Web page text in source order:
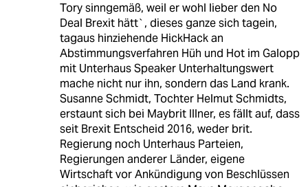
Tory sinngemäß, weil er wohl lieber den No
Deal Brexit hätt`, dieses ganze sich tagein,
tagaus hinziehende HickHack an
Abstimmungsverfahren Hüh und Hot im Galopp
mit Unterhaus Speaker Unterhaltungswert
mache nicht nur ihn, sondern das Land krank.
Susanne Schmidt, Tochter Helmut Schmidts,
erstaunt sich bei Maybrit Illner, es fällt auf, dass
seit Brexit Entscheid 2016, weder brit.
Regierung noch Unterhaus Parteien,
Regierungen anderer Länder, eigene
Wirtschaft vor Ankündigung von Beschlüssen